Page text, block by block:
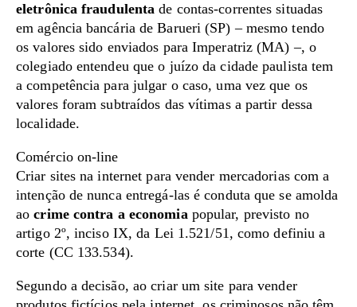
eletrônica fraudulenta de contas-correntes situadas
em agência bancária de Barueri (SP) – mesmo tendo
os valores sido enviados para Imperatriz (MA) –, o
colegiado entendeu que o juízo da cidade paulista tem
a competência para julgar o caso, uma vez que os
valores foram subtraídos das vítimas a partir dessa
localidade.
Comércio on-line
Criar sites na internet para vender mercadorias com a
intenção de nunca entregá-las é conduta que se amolda
aocrime contra a economiapopular, previsto no
artigo 2º, inciso IX, da Lei 1.521/51, como definiu a
corte (CC 133.534).
Segundo a decisão, ao criar um site para vender